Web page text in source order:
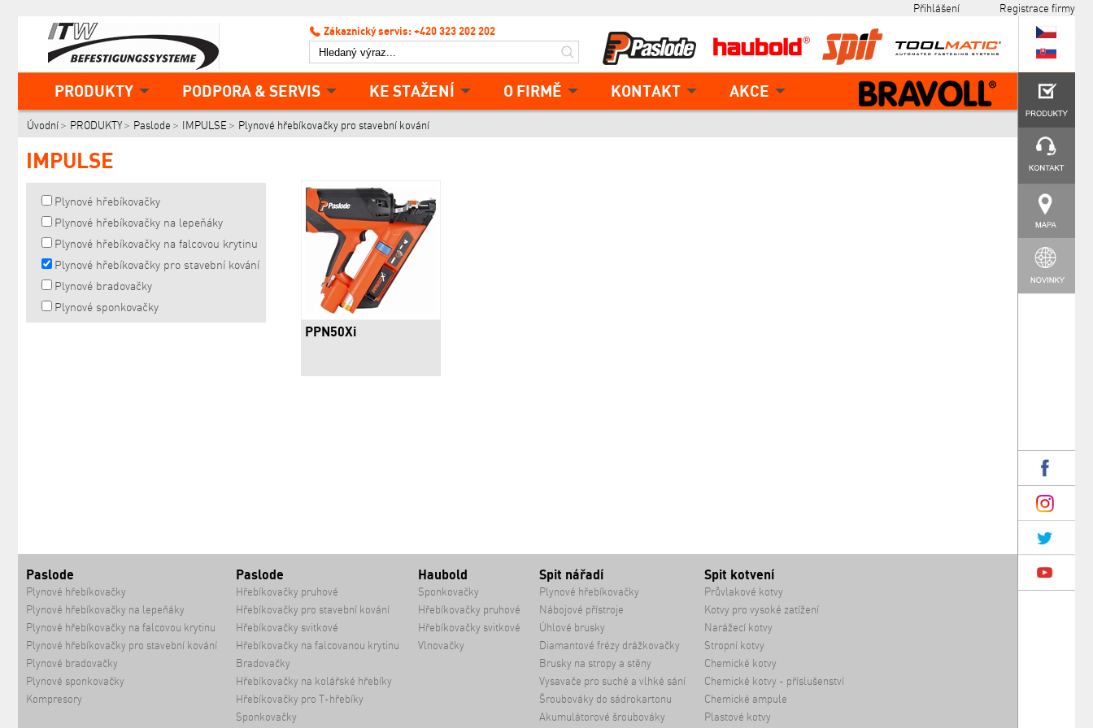
PRODUKTY PODPORA & SERVIS KE STAŽENÍ O FIRMĚ KONTAKT AKCE
Přihlášení
Registrace firmy
Zákaznický servis: +420 323 202 202
Úvodní PRODUKTY Paslode IMPULSE Plynové hřebíkovačky pro stavební kování
IMPULSE
Plynové hřebíkovačky
Plynové hřebíkovačky na lepeňáky
Plynové hřebíkovačky na falcovou krytinu
Plynové hřebíkovačky pro stavební kování
Plynové bradovačky
Plynové sponkovačky
PPN50Xi
Paslode
Plynové hřebíkovačky
Plynové hřebíkovačky na lepeňáky
Plynové hřebíkovačky na falcovou krytinu
Plynové hřebíkovačky pro stavební kování
Plynové bradovačky
Plynové sponkovačky
Kompresory
Paslode
Hřebíkovačky pruhové
Hřebíkovačky pro stavební kování
Hřebíkovačky svitkové
Hřebíkovačky na falcovanou krytinu
Bradovačky
Hřebíkovačky na kolářské hřebíky
Hřebíkovačky pro T-hřebíky
Sponkovačky
Haubold
Sponkovačky
Hřebíkovačky pruhové
Hřebíkovačky svitkové
Vlnovačky
Spit nářadí
Plynové hřebíkovačky
Nábojové přístroje
Úhlové brusky
Diamantové frézy drážkovačky
Brusky na stropy a stěny
Vysavače pro suché a vlhké sání
Šroubováky do sádrokartonu
Akumulátorové šroubováky
Spit kotvení
Průvlakové kotvy
Kotvy pro vysoké zatížení
Narážecí kotvy
Stropní kotvy
Chemické kotvy
Chemické kotvy - příslušenství
Chemické ampule
Plastové kotvy